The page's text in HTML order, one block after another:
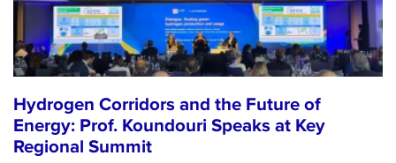
Hydrogen Corridors and the Future of
Energy: Prof. Koundouri Speaks at Key
Regional Summit